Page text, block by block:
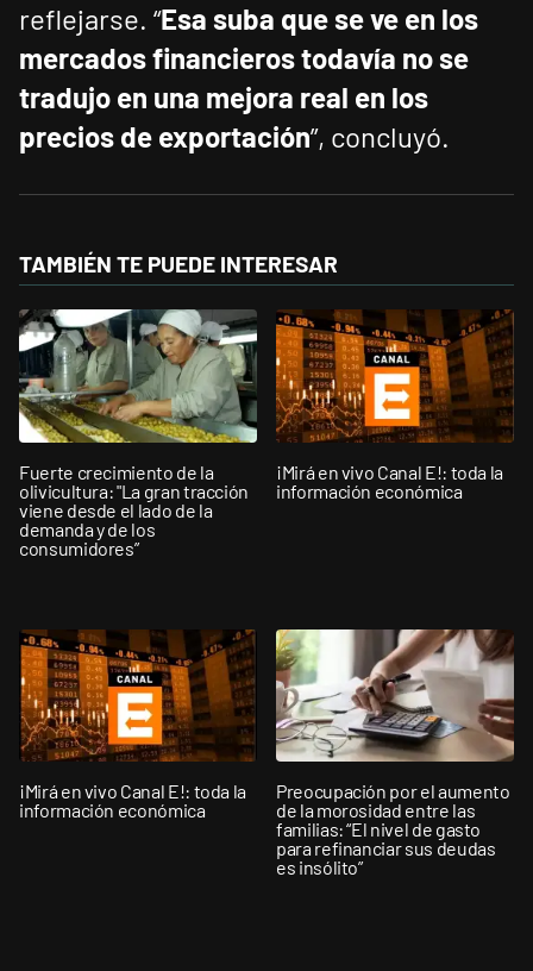
reflejarse. “Esa suba que se ve en los
mercados financieros todavía no se
tradujo en una mejora real en los
precios de exportación”, concluyó.
TAMBIÉN TE PUEDE INTERESAR
Fuerte crecimiento de la
olivicultura: "La gran tracción
viene desde el lado de la
demanda y de los
consumidores”
¡Mirá en vivo Canal E!: toda la
información económica
¡Mirá en vivo Canal E!: toda la
información económica
Preocupación por el aumento
de la morosidad entre las
familias: “El nivel de gasto
para refinanciar sus deudas
es insólito”